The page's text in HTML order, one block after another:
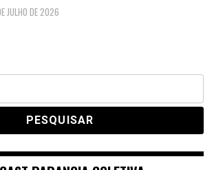
JULHO DE 2026